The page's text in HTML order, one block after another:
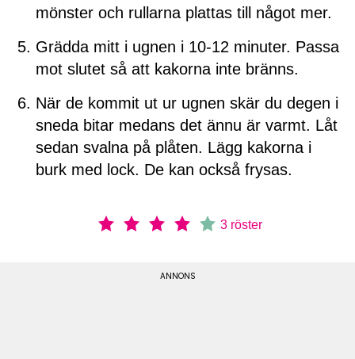
mönster och rullarna plattas till något mer.
Grädda mitt i ugnen i 10-12 minuter. Passa
mot slutet så att kakorna inte bränns.
När de kommit ut ur ugnen skär du degen i
sneda bitar medans det ännu är varmt. Låt
sedan svalna på plåten. Lägg kakorna i
burk med lock. De kan också frysas.
3röster